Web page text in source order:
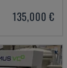
135,000 €